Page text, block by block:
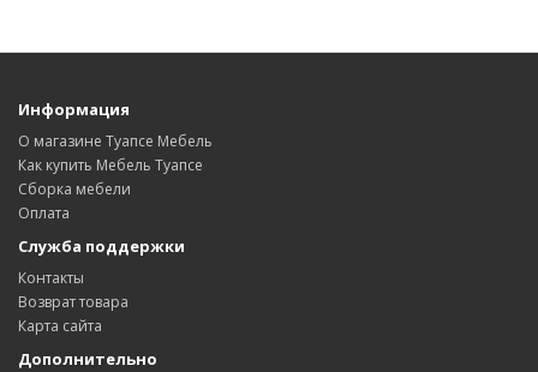
Информация
О магазине Туапсе Мебель
Как купить Мебель Туапсе
Сборка мебели
Оплата
Служба поддержки
Контакты
Возврат товара
Карта сайта
Дополнительно